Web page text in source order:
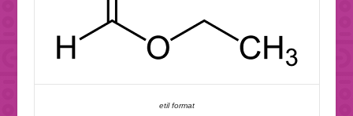
etil format